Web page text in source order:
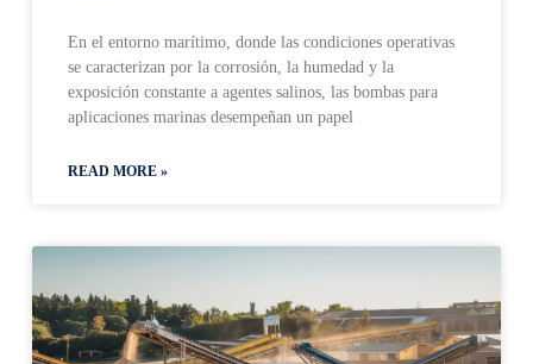
En el entorno marítimo, donde las condiciones operativas
se caracterizan por la corrosión, la humedad y la
exposición constante a agentes salinos, las bombas para
aplicaciones marinas desempeñan un papel
READ MORE »